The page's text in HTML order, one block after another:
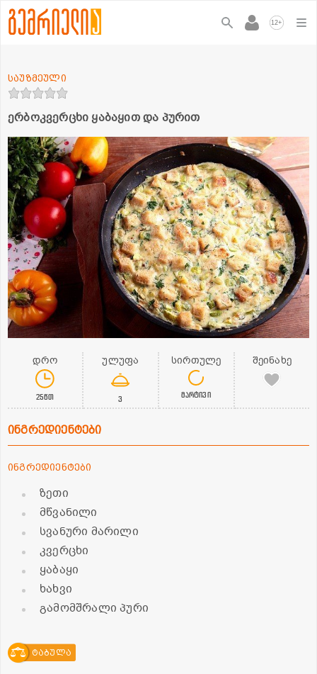
12+
ერბოკვერცხი ყაბაყით და პურით
საუზმეული
დრო
25წთ
ულუფა
3
სირთულე
მარტივი
შეინახე
ინგრედიენტები
ინგრედიენტები
ზეთი
მწვანილი
სვანური მარილი
კვერცხი
ყაბაყი
ხახვი
გამომშრალი პური
ტაბულა